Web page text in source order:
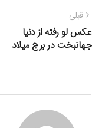
راهبری
نوشته
قبلی
قبلی:
عکس لو رفته از دنیا
جهانبخت در برج میلاد